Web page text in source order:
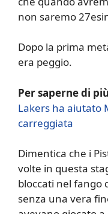
non saremo
Dopo la prima
era peggio.
Per saperne di
Lakers ha aiutato
carreggiata
Dimentica che i
volte in questa
bloccati nel fango
senza una vera